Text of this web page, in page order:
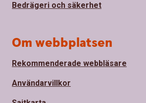
Bedrägeri och säkerhet
Om webbplatsen
Rekommenderade webbläsare
Användarvillkor